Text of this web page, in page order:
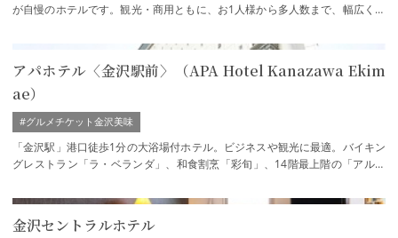
が自慢のホテルです。観光・商用ともに、お1人様から多人数まで、幅広くご
アパホテル〈金沢駅前〉（APA Hotel Kanazawa Ekim
ae）
「金沢駅」港口徒歩1分の大浴場付ホテル。ビジネスや観光に最適。バイキン
グレストラン「ラ・ベランダ」、和食割烹「彩旬」、14階最上階の「アルカ
#グルメチケット金沢美味
金沢セントラルホテル